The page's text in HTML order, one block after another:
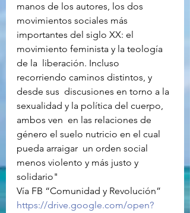
manos de los autores, los dos
movimientos sociales más
importantes del siglo XX: el
movimiento feminista y la teología
de la  liberación. Incluso
recorriendo caminos distintos, y
desde sus  discusiones en torno a la
sexualidad y la política del cuerpo,
ambos ven  en las relaciones de
género el suelo nutricio en el cual
pueda arraigar  un orden social
menos violento y más justo y
solidario"
Vía FB “Comunidad y Revolución”
https://drive.google.com/open?